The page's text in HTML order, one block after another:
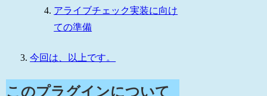
アライブチェック実装に向け
ての準備
今回は、以上です。
このプラグインについて